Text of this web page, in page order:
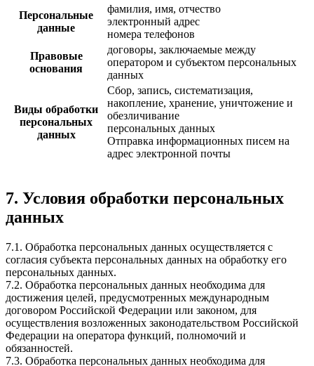
Персональные
данные
фамилия, имя, отчество
электронный адрес
номера телефонов
Правовые
основания
договоры, заключаемые между
оператором и субъектом персональных
данных
Виды обработки
персональных
данных
Сбор, запись, систематизация,
накопление, хранение, уничтожение и
обезличивание
персональных данных
Отправка информационных писем на
адрес электронной почты
7. Условия обработки персональных
данных
7.1. Обработка персональных данных осуществляется с
согласия субъекта персональных данных на обработку его
персональных данных.
7.2. Обработка персональных данных необходима для
достижения целей, предусмотренных международным
договором Российской Федерации или законом, для
осуществления возложенных законодательством Российской
Федерации на оператора функций, полномочий и
обязанностей.
7.3. Обработка персональных данных необходима для